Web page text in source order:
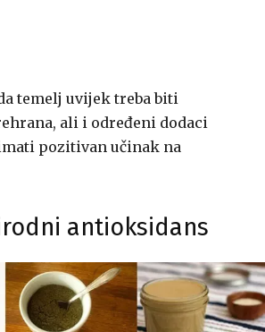
temelj uvijek treba biti
ali i određeni dodaci
pozitivan učinak na
antioksidans